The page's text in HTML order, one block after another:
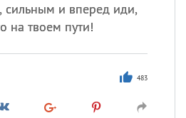
сильным и вперед иди,
на твоем пути!
483